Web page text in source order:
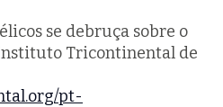
se debruça sobre o
Tricontinental de
pt-